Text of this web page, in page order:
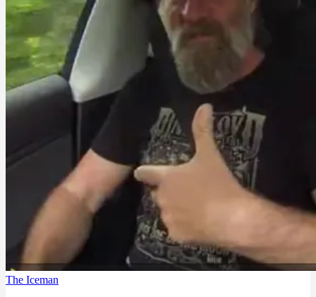
The Iceman